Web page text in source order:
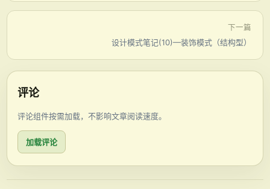
下一篇
设计模式笔记(10)—装饰模式（结构型）
评论
评论组件按需加载，不影响文章阅读速度。
加载评论